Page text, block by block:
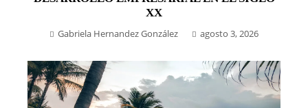
XX
Gabriela Hernandez González agosto 3, 2026